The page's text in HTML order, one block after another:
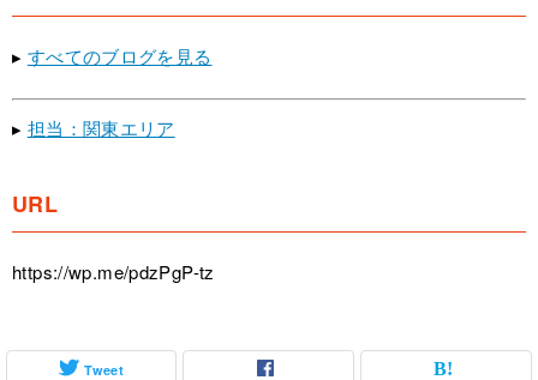
▸ すべてのブログを見る
▸ 担当：関東エリア
URL
https://wp.me/pdzPgP-tz
Tweet